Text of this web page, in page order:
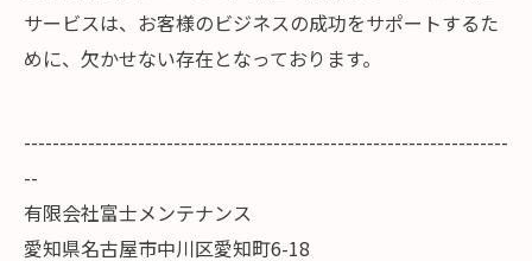
サービスは、お客様のビジネスの成功をサポートするた
めに、欠かせない存在となっております。
--------------------------------------------------------------------
--
有限会社富士メンテナンス
愛知県名古屋市中川区愛知町6-18